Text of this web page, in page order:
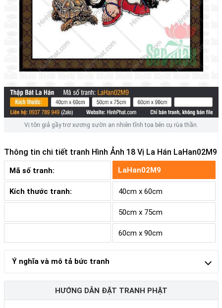
Vị tôn giả gầy trơ xương sườn an nhiên tĩnh tọa bên cụ rùa thần.
Thông tin chi tiết tranh Hình Ảnh 18 Vị La Hán LaHan02M9
Mã số tranh: LaHan02M9
Kích thước tranh: 40cm x 60cm
50cm x 75cm
60cm x 90cm
Ý nghĩa và mô tả bức tranh
HƯỚNG DẪN ĐẶT TRANH PHẬT